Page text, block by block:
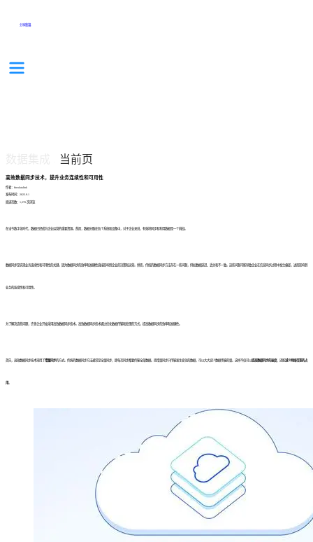
分享集锦
当前页
高效数据同步技术，提升业务连续性和可用性
作者：finedatalink
发布时间：2023.9.1
阅读次数：1,270 次浏览
在当今数字化时代，数据已经成为企业运营的重要资源。然而，数据分散在各个系统和设备中，对于企业来说，有效地同步和利用数据是一个挑战。
数据同步是实现业务连续性和可用性的关键。因为数据同步的效率和准确性直接影响到企业的决策和运营。然而，传统的数据同步方法存在一些问题，例如数据延迟、丢失和不一致。这些问题可能导致企业在信息同步过程中发生偏差，进而影响到
业务的连续性和可用性。
为了解决这些问题，许多企业开始采用高效数据同步技术。高效数据同步技术通过优化数据传输和处理的方式，提高数据同步的效率和准确性。
首先，高效数据同步技术采用了增量同步 的方式。传统的数据同步方法通常是全量同步，即每次同步都要传输全部数据。而增量同步只传输发生变化的数据，可以大大减少数据传输的量。这样不仅可以提高数据同步的速度，还能减少网络带宽的占
用